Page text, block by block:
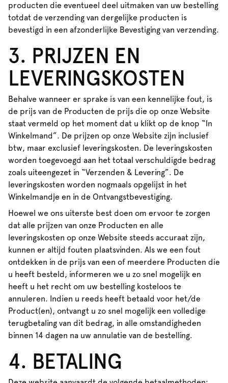
producten die eventueel deel uitmaken van uw bestelling
totdat de verzending van dergelijke producten is
bevestigd in een afzonderlijke Bevestiging van verzending.
3. PRIJZEN EN
LEVERINGSKOSTEN
Behalve wanneer er sprake is van een kennelijke fout, is
de prijs van de Producten de prijs die op onze Website
staat vermeld op het moment dat u klikt op de knop “In
Winkelmand”. De prijzen op onze Website zijn inclusief
btw, maar exclusief leveringskosten. De leveringskosten
worden toegevoegd aan het totaal verschuldigde bedrag
zoals uiteengezet in “Verzenden & Levering”. De
leveringskosten worden nogmaals opgelijst in het
Winkelmandje en in de Ontvangstbevestiging.
Hoewel we ons uiterste best doen om ervoor te zorgen
dat alle prijzen van onze Producten en alle
leveringskosten op onze Website steeds accuraat zijn,
kunnen er altijd fouten plaatsvinden. Als we een fout
ontdekken in de prijs van een of meerdere Producten die
u heeft besteld, informeren we u zo snel mogelijk en
heeft u het recht om uw bestelling kosteloos te
annuleren. Indien u reeds heeft betaald voor het/de
Product(en), ontvangt u zo snel mogelijk een volledige
terugbetaling van dit bedrag, in alle omstandigheden
binnen 14 dagen na uw annulatie van de bestelling.
4. BETALING